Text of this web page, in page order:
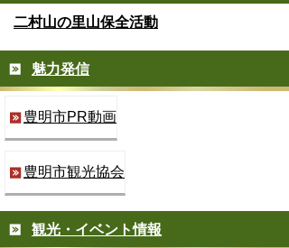
二村山の里山保全活動
魅力発信
豊明市PR動画
豊明市観光協会
観光・イベント情報